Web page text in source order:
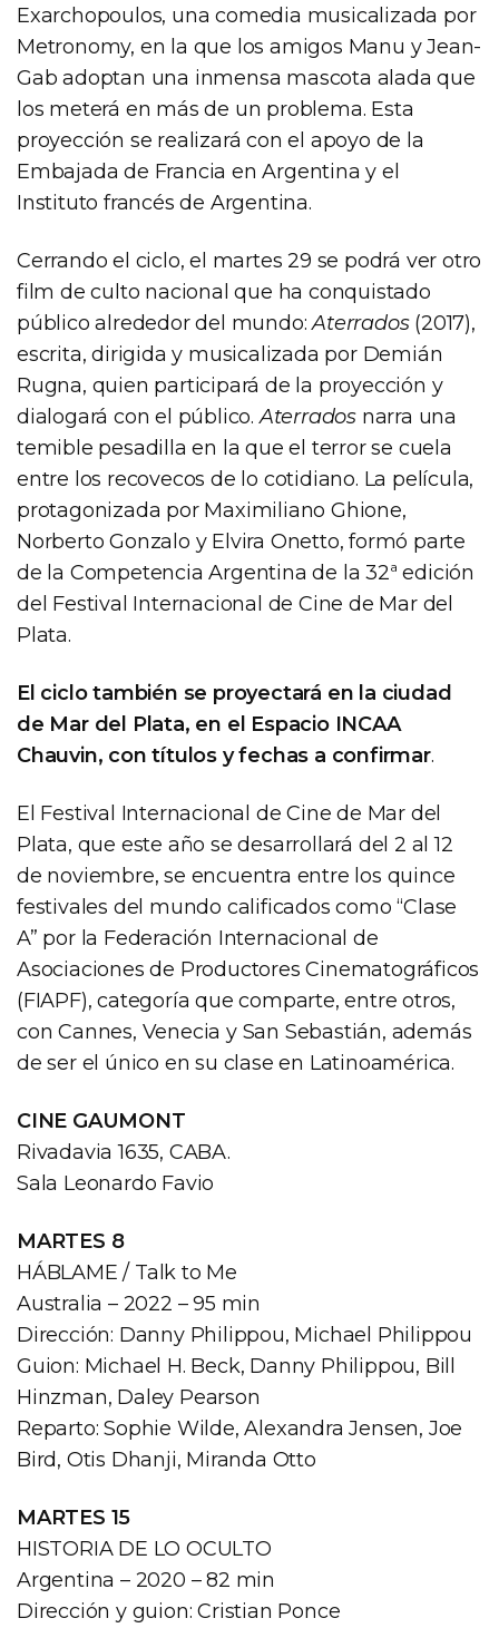
Exarchopoulos, una comedia musicalizada por
Metronomy, en la que los amigos Manu y Jean-
Gab adoptan una inmensa mascota alada que
los meterá en más de un problema. Esta
proyección se realizará con el apoyo de la
Embajada de Francia en Argentina y el
Instituto francés de Argentina.
Cerrando el ciclo, el martes 29 se podrá ver otro
film de culto nacional que ha conquistado
público alrededor del mundo:Aterrados(2017),
escrita, dirigida y musicalizada por Demián
Rugna, quien participará de la proyección y
dialogará con el público.Aterrados narra una
temible pesadilla en la que el terror se cuela
entre los recovecos de lo cotidiano. La película,
protagonizada por Maximiliano Ghione,
Norberto Gonzalo y Elvira Onetto, formó parte
de la Competencia Argentina de la 32ª edición
del Festival Internacional de Cine de Mar del
Plata.
El ciclo también se proyectará en la ciudad
de Mar del Plata, en el Espacio INCAA
Chauvin, con títulos y fechas a confirmar.
El Festival Internacional de Cine de Mar del
Plata, que este año se desarrollará del 2 al 12
de noviembre, se encuentra entre los quince
festivales del mundo calificados como “Clase
A” por la Federación Internacional de
Asociaciones de Productores Cinematográficos
(FIAPF), categoría que comparte, entre otros,
con Cannes, Venecia y San Sebastián, además
de ser el único en su clase en Latinoamérica.
CINE GAUMONT
Rivadavia 1635, CABA.
Sala Leonardo Favio
MARTES 8
HÁBLAME / Talk to Me
Australia – 2022 – 95 min
Dirección: Danny Philippou, Michael Philippou
Guion: Michael H. Beck, Danny Philippou, Bill
Hinzman, Daley Pearson
Reparto: Sophie Wilde, Alexandra Jensen, Joe
Bird, Otis Dhanji, Miranda Otto
MARTES 15
HISTORIA DE LO OCULTO
Argentina – 2020 – 82 min
Dirección y guion: Cristian Ponce